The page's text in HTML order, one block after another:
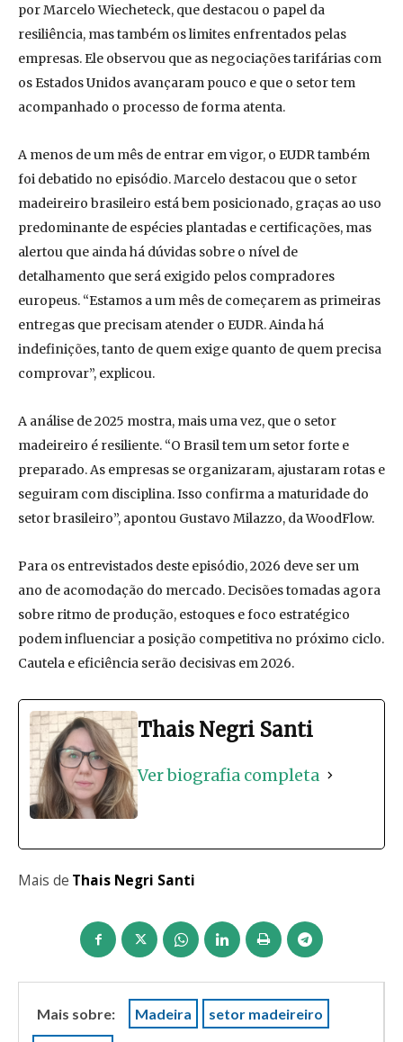
por Marcelo Wiecheteck, que destacou o papel da
resiliência, mas também os limites enfrentados pelas
empresas. Ele observou que as negociações tarifárias com
os Estados Unidos avançaram pouco e que o setor tem
acompanhado o processo de forma atenta.
A menos de um mês de entrar em vigor, o EUDR também
foi debatido no episódio. Marcelo destacou que o setor
madeireiro brasileiro está bem posicionado, graças ao uso
predominante de espécies plantadas e certificações, mas
alertou que ainda há dúvidas sobre o nível de
detalhamento que será exigido pelos compradores
europeus. “Estamos a um mês de começarem as primeiras
entregas que precisam atender o EUDR. Ainda há
indefinições, tanto de quem exige quanto de quem precisa
comprovar”, explicou.
A análise de 2025 mostra, mais uma vez, que o setor
madeireiro é resiliente. “O Brasil tem um setor forte e
preparado. As empresas se organizaram, ajustaram rotas e
seguiram com disciplina. Isso confirma a maturidade do
setor brasileiro”, apontou Gustavo Milazzo, da WoodFlow.
Para os entrevistados deste episódio, 2026 deve ser um
ano de acomodação do mercado. Decisões tomadas agora
sobre ritmo de produção, estoques e foco estratégico
podem influenciar a posição competitiva no próximo ciclo.
Cautela e eficiência serão decisivas em 2026.
Thais Negri Santi
Ver biografia completa
Mais de Thais Negri Santi
Mais sobre: Madeira setor madeireiro